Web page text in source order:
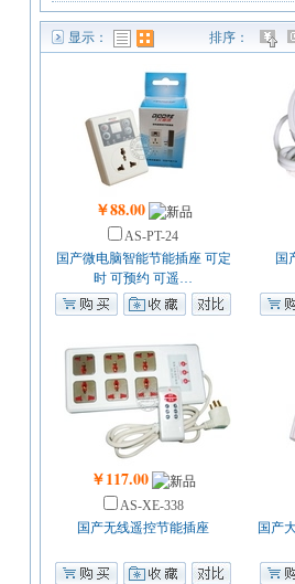
显示：
列表模式图表模式 排序：
￥88.00
AS-PT-24
国产微电脑智能节能插座 可定
时 可预约 可遥…
国
￥117.00
AS-XE-338
国产无线遥控节能插座
国产